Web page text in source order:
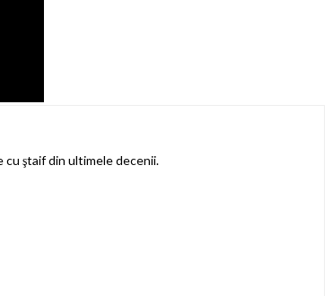
cu ştaif din ultimele decenii.